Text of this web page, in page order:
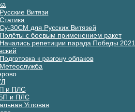
Русские Витязи
Статика
Су-30СМ для Русских Витязей
Полёты с боевым применением ракет
Начались репетиции парада Победы 2021
Подготовка к разгону облаков
Метеослужба
и ПЛС
и ПЛС
Угловая